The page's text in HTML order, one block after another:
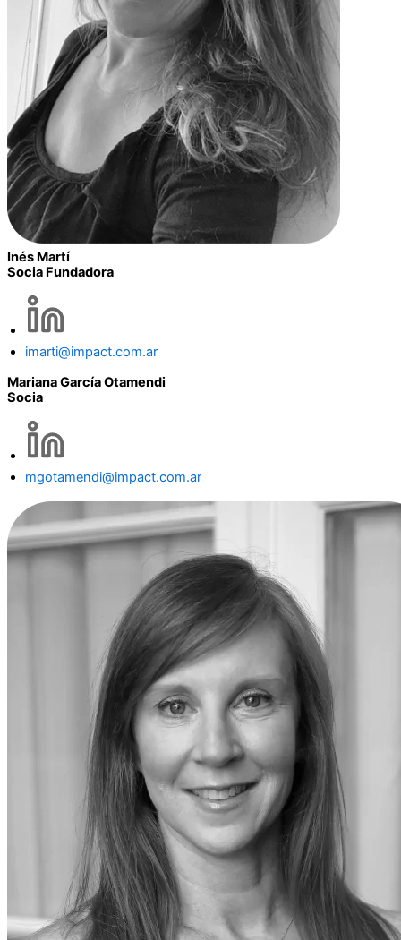
Inés Martí
Socia Fundadora
imarti@impact.com.ar
Mariana García Otamendi
Socia
mgotamendi@impact.com.ar